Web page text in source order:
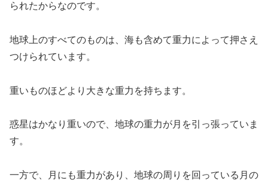
られたからなのです。
地球上のすべてのものは、海も含めて重力によって押さえ
つけられています。
重いものほどより大きな重力を持ちます。
惑星はかなり重いので、地球の重力が月を引っ張っていま
す。
一方で、月にも重力があり、地球の周りを回っている月の